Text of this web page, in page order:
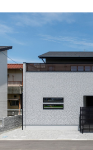
MARIMO Life Story
会社情報
ブログ
ニュース